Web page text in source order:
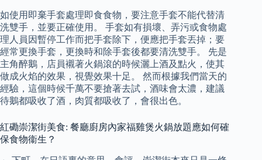
如使用即棄手套處理即食食物，要注意手套不能代替清
洗雙手，並要正確使用。 手套如有損壞、弄污或食物處
理人員因暫停工作而把手套除下，便應把手套丟掉；要
經常更換手套，更換時和除手套後都要清洗雙手。 先是
主角醉鵝，店員襯著火鍋滾的時候灑上酒及點火，使其
做成火焰的效果，視覺效果十足。 然而根據我們當天的
經驗，這個時候千萬不要搶著去試，酒味會太濃，建議
待鵝都吸收了酒，肉質都吸收了，會很出色。
紅磡崇潔街美食: 餐廳廚房內家福雞煲火鍋放題應如何確
保食物衞生？